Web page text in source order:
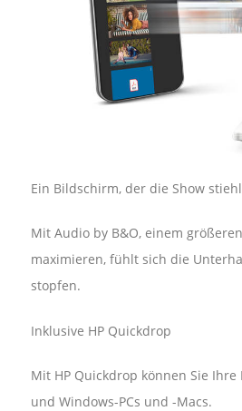
Ein Bildschirm, der die Show
Mit Audio by B&O, einem
maximieren, fühlt sich die
stopfen.
Inklusive HP Quickdrop
Mit HP Quickdrop können Sie
und Windows-PCs und -Macs.